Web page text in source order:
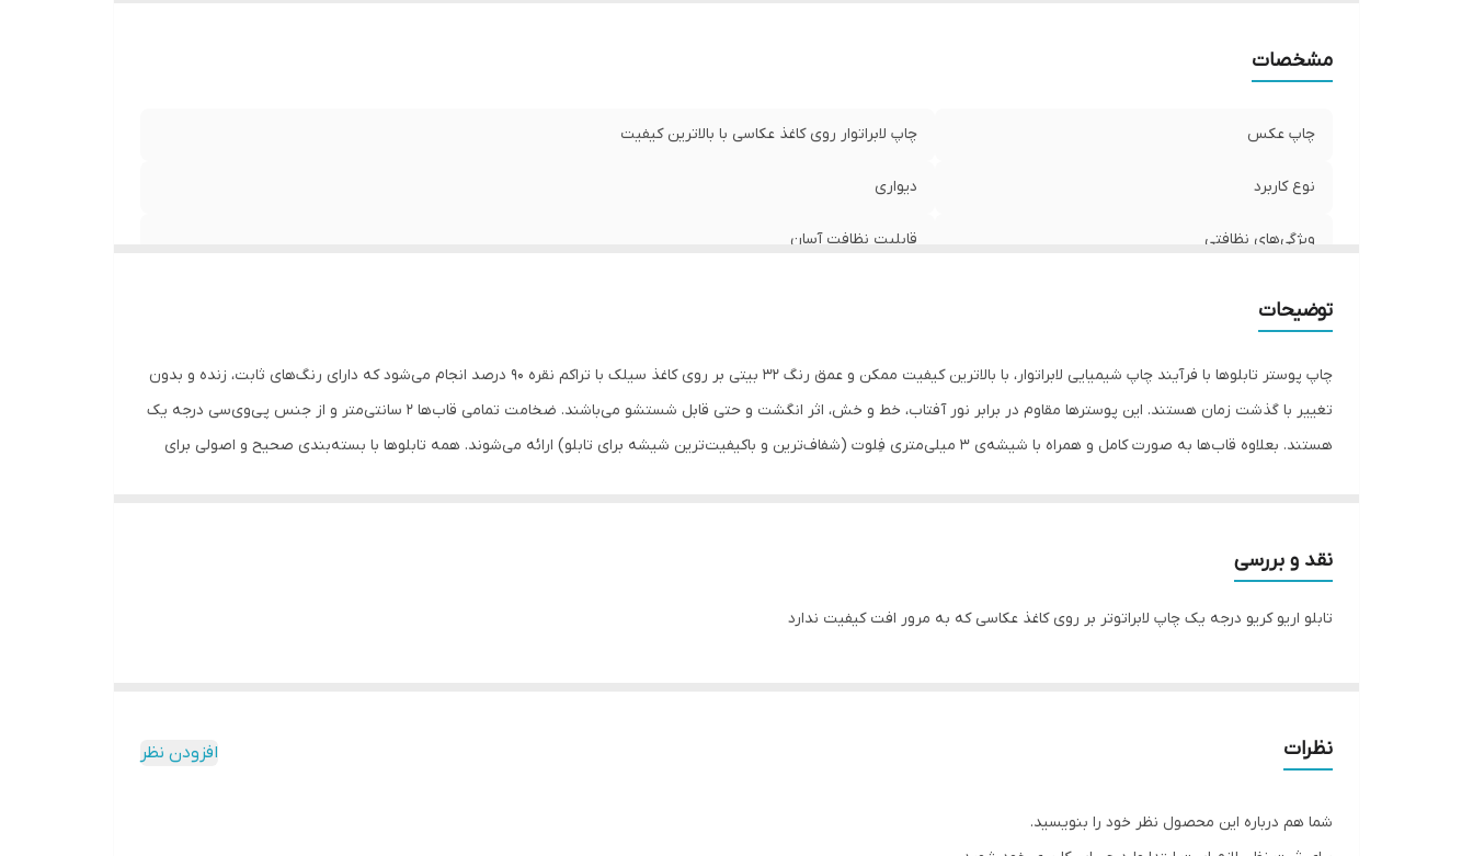
مشخصات
چاپ عکس چاپ لابراتوار روی کاغذ عکاسی با بالاترین کیفیت
نوع کاربرد دیواری
ویژگی‌های نظافتی قابلیت نظافت آسان
جنس پی وی سی
توضیحات
چاپ پوستر تابلوها با فرآیند چاپ شیمیایی لابراتوار، با بالاترین کيفيت ممکن و عمق رنگ 32 بیتی بر روی کاغذ سيلک با تراکم نقره 90 درصد انجام می‌شود که دارای رنگ‌های ثابت، زنده و بدون
تغيير با گذشت زمان هستند. این پوسترها مقاوم در برابر نور آفتاب، خط و خش، اثر انگشت و حتی قابل شستشو می‌باشند. ضخامت تمامی قاب‌ها 2 سانتی‌متر و از جنس پی‌وی‌سی درجه یک
هستند. بعلاوه قاب‌ها به صورت کامل و همراه با شيشه‌‌ی 3 ميلی‌متری فِلوت (شفاف‌ترین و باکیفیت‌ترین شیشه برای تابلو) ارائه می‌شوند. همه تابلوها با بسته‌بندی صحیح و اصولی برای
نقد و بررسی
تابلو اریو کریو درجه یک چاپ لابراتوتر بر روی کاغذ عکاسی که به مرور افت کیفیت ندارد
نظرات افزودن نظر
شما هم درباره این محصول نظر خود را بنویسید.